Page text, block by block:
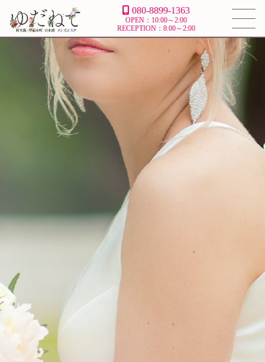
080-8899-1363
OPEN：10:00～2:00
RECEPTION：8:00～2:00